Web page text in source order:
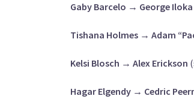
Gaby Barcelo → George Iloka
Tishana Holmes → Adam
Kelsi Blosch → Alex Erickson
Hagar Elgendy → Cedric